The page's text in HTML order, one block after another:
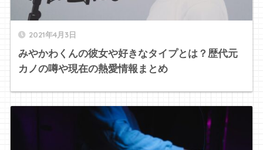
2021年4月3日
みやかわくんの彼女や好きなタイプとは？歴代元
カノの噂や現在の熱愛情報まとめ